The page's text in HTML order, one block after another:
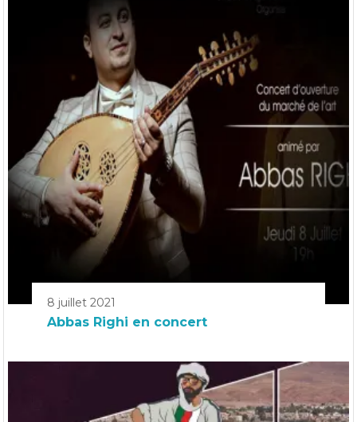
8 juillet 2021
Abbas Righi en concert